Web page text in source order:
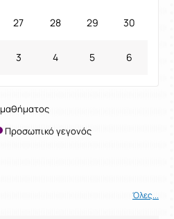
27 28 29 30
3 4 5 6
Προσωπικό γεγονός
Όλες...